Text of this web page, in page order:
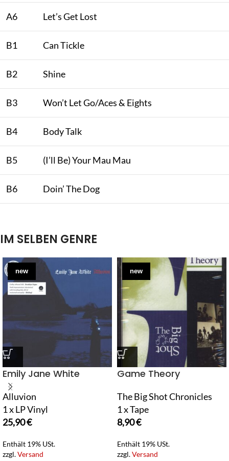
A6 Let’s Get Lost
B1 Can Tickle
B2 Shine
B3 Won’t Let Go/Aces & Eights
B4 Body Talk
B5 (I’ll Be) Your Mau Mau
B6 Doin’ The Dog
IM SELBEN GENRE
new
Emily Jane White
Alluvion
1 x LP Vinyl
25,90€
Enthält 19% USt.
zzgl.Versand
new
Game Theory
The Big Shot Chronicles
1 x Tape
8,90€
Enthält 19% USt.
zzgl.Versand